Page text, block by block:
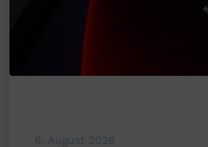
6. August 2026